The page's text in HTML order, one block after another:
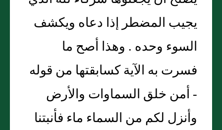
يجيب المضطر إذا دعاه ويكشف
السوء وحده . وهذا أصح ما
فسرت به الآية كسابقتها من قوله
- أمن خلق السماوات والأرض
وأنزل لكم من السماء ماء فأنبتنا